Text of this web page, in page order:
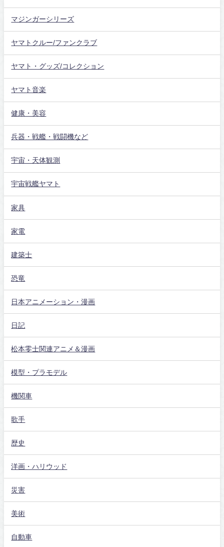
マジンガーシリーズ
ヤマトクルー/ファンクラブ
ヤマト・グッズ/コレクション
ヤマト音楽
健康・美容
兵器・戦艦・戦闘機など
宇宙・天体観測
宇宙戦艦ヤマト
家具
家電
建築士
恐竜
日本アニメーション・漫画
日記
松本零士関連アニメ＆漫画
模型・プラモデル
機関車
歌手
歴史
洋画・ハリウッド
災害
美術
自動車